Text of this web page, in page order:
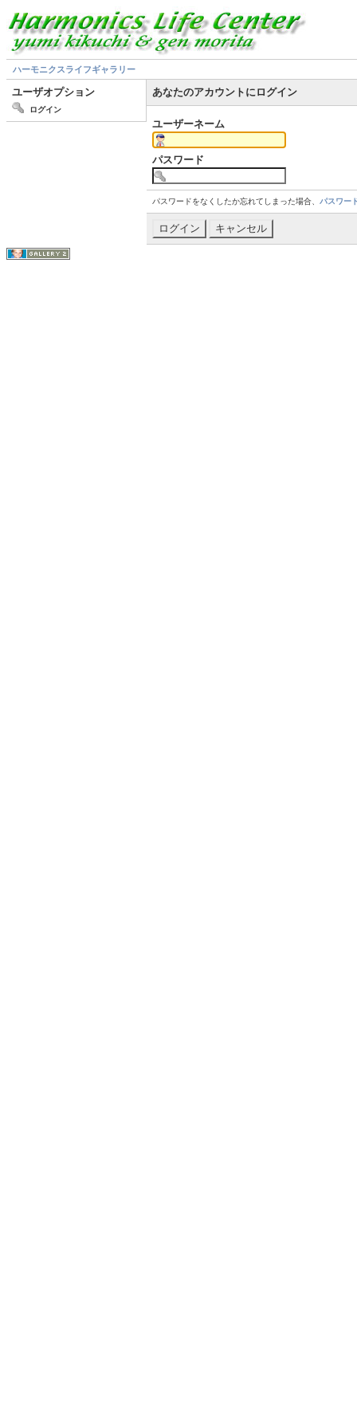
ハーモニクスライフギャラリー
ユーザオプション
ログイン
あなたのアカウントにログイン
ユーザーネーム
パスワード
パスワードをなくしたか忘れてしまった場合、 パスワー